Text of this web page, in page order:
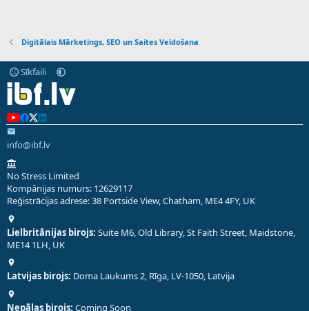
Digitālais Mārketings, SEO un Saites Veidošana
Sīkfaili
info@ibf.lv
No Stress Limited
Kompānijas numurs: 12629117
Reģistrācijas adrese: 38 Portside View, Chatham, ME4 4FY, UK
Lielbritānijas birojs: Suite M6, Old Library, St Faith Street, Maidstone,
ME14 1LH, UK
Latvijas birojs: Doma Laukums 2, Rīga, LV-1050, Latvija
Nepālas birojs: Coming Soon